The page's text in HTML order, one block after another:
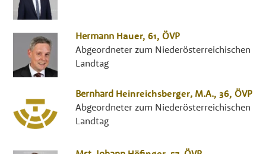
Hermann Hauer, 61, ÖVP
Abgeordneter zum Niederösterreichischen
Landtag
Bernhard Heinreichsberger, M.A., 36, ÖVP
Abgeordneter zum Niederösterreichischen
Landtag